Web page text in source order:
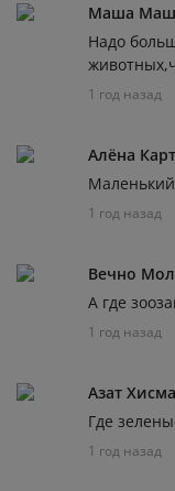
Маша
Надо
1 год назад
Алёна
Маленький
1 год назад
Вечно
А где
1 год назад
Азат
Где
1 год назад